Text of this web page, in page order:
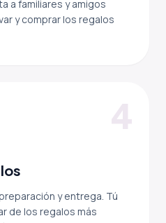
a familiares y amigos
y comprar los regalos
4
y entrega. Tú
de los regalos más